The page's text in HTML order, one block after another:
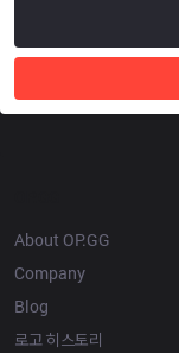
About OP.GG
Company
Blog
로고 히스토리